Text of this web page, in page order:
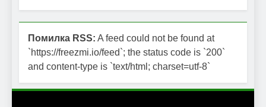
Помилка RSS: A feed could not be found at
`https://freezmi.io/feed`; the status code is `200`
and content-type is `text/html; charset=utf-8`